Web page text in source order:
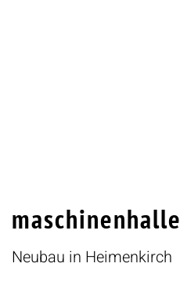
maschinenhalle
Neubau in Heimenkirch